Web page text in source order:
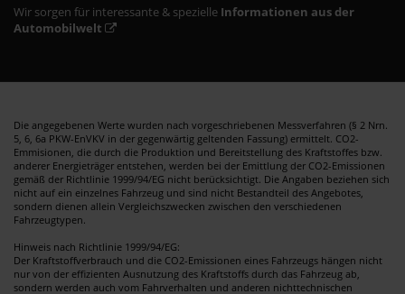
Wir sorgen für interessante & spezielle Informationen aus der
Automobilwelt
Die angegebenen Werte wurden nach vorgeschriebenen Messverfahren (§ 2 Nrn.
5, 6, 6a PKW-EnVKV in der gegenwärtig geltenden Fassung) ermittelt. CO2-
Emmisionen, die durch die Produktion und Bereitstellung des Kraftstoffes bzw.
anderer Energieträger entstehen, werden bei der Emittlung der CO2-Emissionen
gemäß der Richtlinie 1999/94/EG nicht berücksichtigt. Die Angaben beziehen sich
nicht auf ein einzelnes Fahrzeug und sind nicht Bestandteil des Angebotes,
sondern dienen allein Vergleichszwecken zwischen den verschiedenen
Fahrzeugtypen.
Hinweis nach Richtlinie 1999/94/EG:
Der Kraftstoffverbrauch und die CO2-Emissionen eines Fahrzeugs hängen nicht
nur von der effizienten Ausnutzung des Kraftstoffs durch das Fahrzeug ab,
sondern werden auch vom Fahrverhalten und anderen nichttechnischen